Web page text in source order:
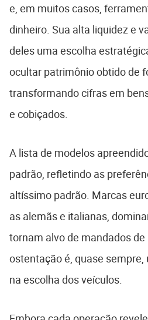
e, em muitos casos,
dinheiro. Sua alta liquidez e
deles uma escolha
ocultar patrimônio obtido de
transformando cifras em
e cobiçados.
A lista de modelos
padrão, refletindo as
altíssimo padrão. Marcas
as alemãs e italianas,
tornam alvo de mandados
ostentação é, quase
na escolha dos veículos.